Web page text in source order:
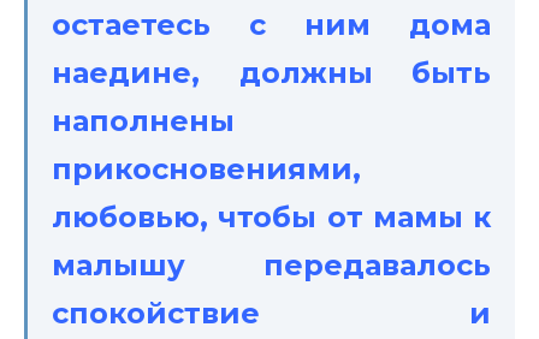
остаетесь с ним дома
наедине, должны быть
наполнены
прикосновениями,
любовью, чтобы от мамы к
малышу передавалось
спокойствие и